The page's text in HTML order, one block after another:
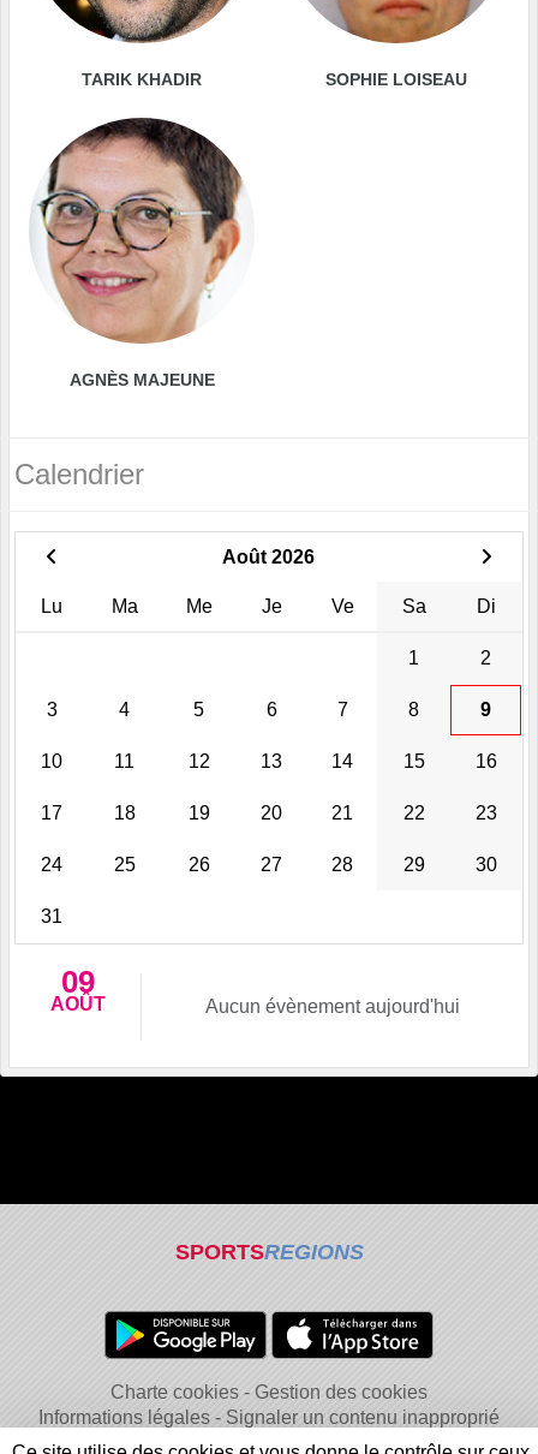
TARIK KHADIR SOPHIE LOISEAU
AGNÈS MAJEUNE
Calendrier
Août 2026
Lu Ma Me Je Ve Sa Di
1 2
3 4 5 6 7 8 9
10 11 12 13 14 15 16
17 18 19 20 21 22 23
24 25 26 27 28 29 30
31
09
AOÛT Aucun évènement aujourd'hui
SPORTSREGIONS
Charte cookies
Gestion des cookies
Informations légales
Signaler un contenu inapproprié